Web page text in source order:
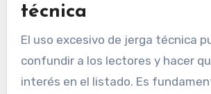
técnica
El uso excesivo de jerga técnica
confundir a los lectores y hacer
interés en el listado. Es